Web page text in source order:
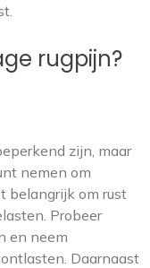
rugpijn?
zijn, maar
nemen om
belangrijk om rust
Probeer
en neem
Daarnaast